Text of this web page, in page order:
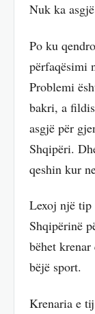
Nuk ka
Po ku
përfaqësimi
Problemi
bakri, a
asgjë për
Shqipëri.
qeshin kur
Lexoj një tip
Shqipërinë
bëhet
bëjë sport.
Krenaria e